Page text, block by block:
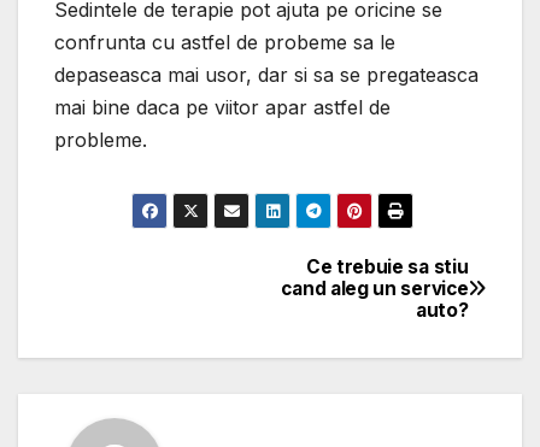
Sedintele de terapie pot ajuta pe oricine se
confrunta cu astfel de probeme sa le
depaseasca mai usor, dar si sa se pregateasca
mai bine daca pe viitor apar astfel de
probleme.
Ce trebuie sa stiu
cand aleg un service
auto?